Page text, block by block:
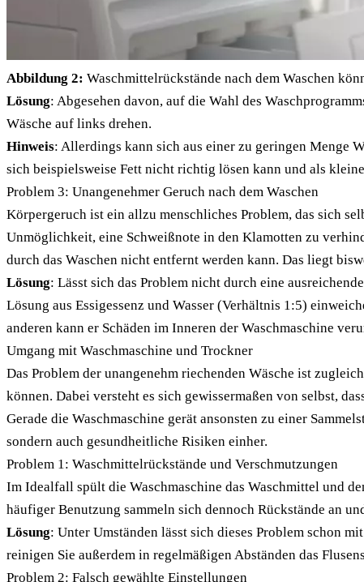
Abbildung 2: Waschmittelrückstände nach dem Waschen
Lösung: Abgesehen davon, auf die Wahl des
Wäsche auf links drehen.
Hinweis: Allerdings kann sich aus einer zu geringen Menge
sich beispielsweise Fett nicht richtig lösen kann und als
Problem 3: Unangenehmer Geruch nach dem Waschen
Körpergeruch ist ein allzu menschliches Problem, das sich
Unmöglichkeit, eine Schweißnote in den Klamotten zu
durch das Waschen nicht entfernt werden kann. Das liegt
Lösung: Lässt sich das Problem nicht durch eine
Lösung aus Essigessenz und Wasser (Verhältnis 1:5)
anderen kann er Schäden im Inneren der Waschmaschine
Umgang mit Waschmaschine und Trockner
Das Problem der unangenehm riechenden Wäsche ist
können. Dabei versteht es sich gewissermaßen von selbst,
Gerade die Waschmaschine gerät ansonsten zu einer
sondern auch gesundheitliche Risiken einher.
Problem 1: Waschmittelrückstände und Verschmutzungen
Im Idealfall spült die Waschmaschine das Waschmittel und
häufiger Benutzung sammeln sich dennoch Rückstände an
Lösung: Unter Umständen lässt sich dieses Problem schon
reinigen Sie außerdem in regelmäßigen Abständen das
Problem 2: Falsch gewählte Einstellungen